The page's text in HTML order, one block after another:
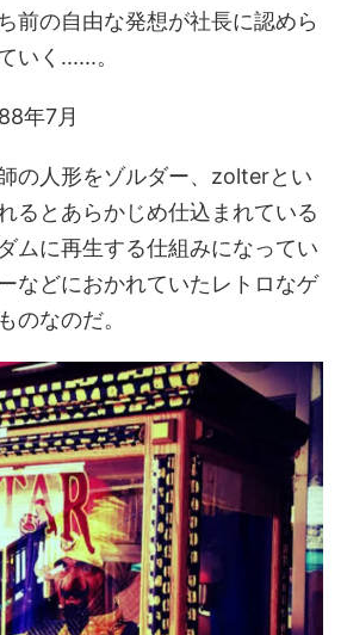
前の自由な発想が社長に認めら
いく......。
年7月
の人形をゾルダー、zolterとい
るとあらかじめ仕込まれている
ムに再生する仕組みになってい
などにおかれていたレトロなゲ
のなのだ。